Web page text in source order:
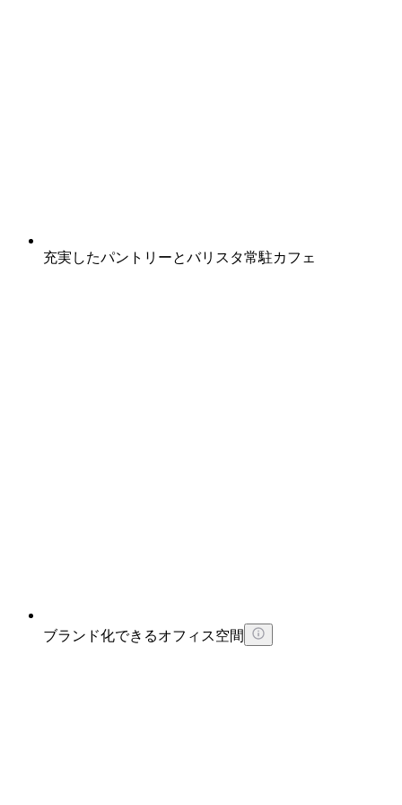
充実したパントリーとバリスタ常駐カフェ
ブランド化できるオフィス空間